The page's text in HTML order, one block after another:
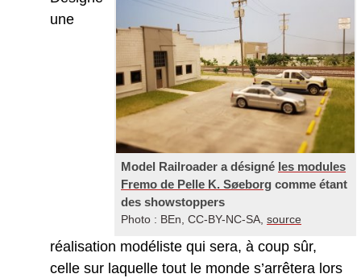
Model Railroader a désigné les modules
Fremo de Pelle K. Søeborg comme étant
des showstoppers
Photo : BEn, CC-BY-NC-SA, source
une
réalisation modéliste qui sera, à coup sûr,
celle sur laquelle tout le monde s’arrêtera lors